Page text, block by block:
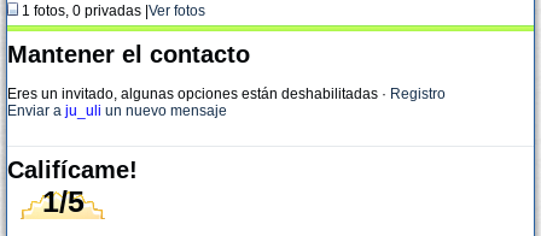
1 fotos, 0 privadas | Ver fotos
Mantener el contacto
Eres un invitado, algunas opciones están deshabilitadas · Registro
Enviar a ju_uli un nuevo mensaje
Califícame!
1/5